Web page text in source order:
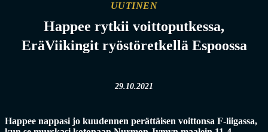
UUTINEN
Happee rytkii voittoputkessa,
EräViikingit ryöstöretkellä Espoossa
29.10.2021
Happee nappasi jo kuudennen perättäisen voittonsa F-liigassa,